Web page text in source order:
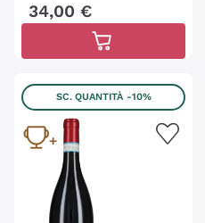
34,00 €
SC. QUANTITÀ -10%